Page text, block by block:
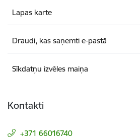
Lapas karte
Draudi, kas saņemti e-pastā
Sīkdatņu izvēles maiņa
Kontakti
+371 66016740